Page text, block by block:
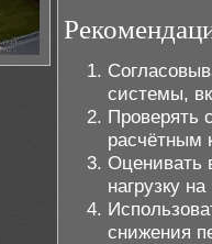
системы,
Проверять
расчётным
Оценивать
нагрузку
снижения